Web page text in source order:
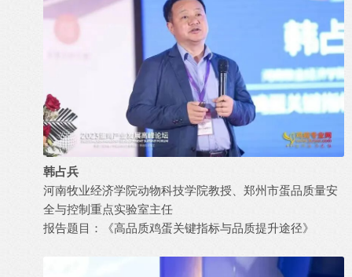
韩占兵
河南牧业经济学院动物科技学院教授、郑州市蛋品质量安
全与控制重点实验室主任
报告题目：《高品质鸡蛋关键指标与品质提升途径》